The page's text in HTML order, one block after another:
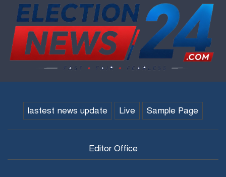
কক্সবাজার ও কুমিল্লায় ‘বন্দুকযুদ্ধে’ নিহত ২
lastest news update Live Sample Page
Editor Office